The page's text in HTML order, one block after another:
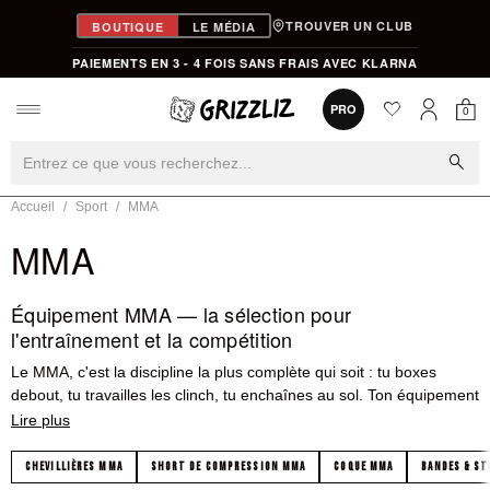
BOUTIQUE LE MÉDIA TROUVER UN CLUB
PAIEMENTS EN 3 - 4 FOIS SANS FRAIS AVEC KLARNA
PRO favorite0
0
search
Accueil Sport MMA
MMA
Équipement MMA — la sélection pour
l'entraînement et la compétition
Le MMA, c'est la discipline la plus complète qui soit : tu boxes
debout, tu travailles les clinch, tu enchaînes au sol. Ton équipement
MMA doit suivre cette réalité — résister aux frictions du tatami, tenir
Grizzliz, la sélection couvre tout ce qu'il faut pour t'entraîner
CHEVILLIÈRES MMA SHORT DE COMPRESSION MMA COQUE MMA BANDES &